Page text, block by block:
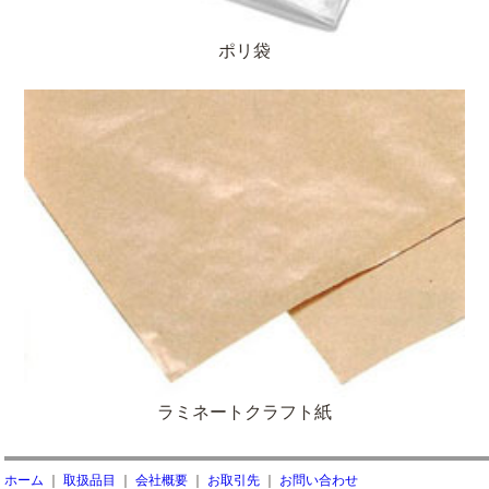
ポリ袋
ラミネートクラフト紙
ホーム ｜取扱品目 ｜会社概要 ｜ お取引先 ｜ お問い合わせ